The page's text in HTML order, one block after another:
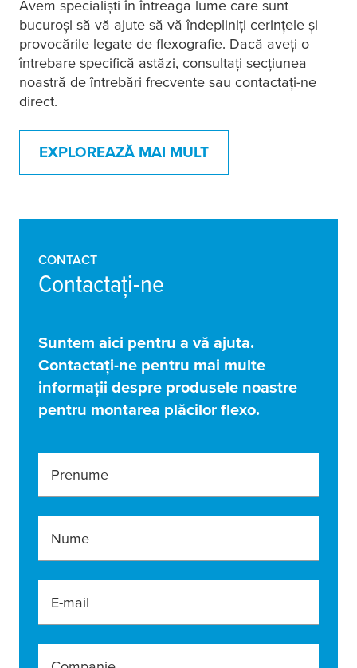
Avem specialiști în întreaga lume care sunt
bucuroși să vă ajute să vă îndepliniți cerințele și
provocările legate de flexografie. Dacă aveți o
întrebare specifică astăzi, consultați secțiunea
noastră de întrebări frecvente sau contactați-ne
direct.
EXPLOREAZĂ MAI MULT
CONTACT
Contactați-ne
Suntem aici pentru a vă ajuta.
Contactați-ne pentru mai multe
informații despre produsele noastre
pentru montarea plăcilor flexo.
Prenume
Nume
E-mail